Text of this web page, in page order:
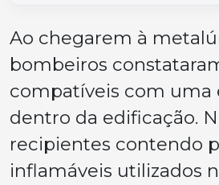
Ao chegarem à
bombeiros
compatíveis com uma
dentro da edificação.
recipientes contendo
inflamáveis utilizados